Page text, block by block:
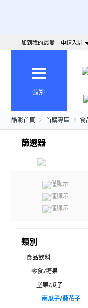
加到我的最愛 申請入駐
類別
酷澎首頁 首購專區 食
篩選器
僅顯示
僅顯示
僅顯示
類別
食品飲料
零食/糖果
堅果/瓜子
南瓜子/葵花子